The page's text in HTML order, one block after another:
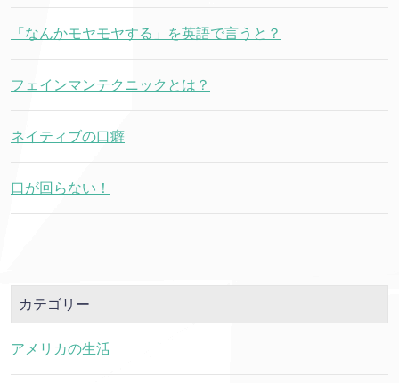
「なんかモヤモヤする」を英語で言うと？
フェインマンテクニックとは？
ネイティブの口癖
口が回らない！
カテゴリー
アメリカの生活